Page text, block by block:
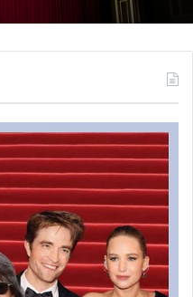
The Truman Show de Peter
© Hartland Villa